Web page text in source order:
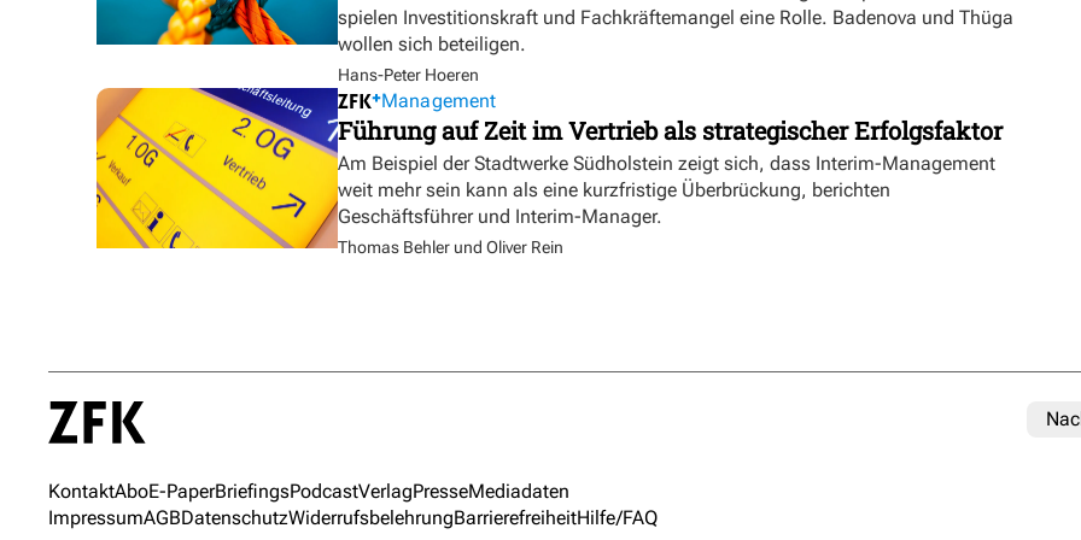
spielen Investitionskraft und Fachkräftemangel eine Rolle. Badenova und Thüga
wollen sich beteiligen.
Hans-Peter Hoeren
Management
Führung auf Zeit im Vertrieb als strategischer Erfolgsfaktor
Am Beispiel der Stadtwerke Südholstein zeigt sich, dass Interim-Management
weit mehr sein kann als eine kurzfristige Überbrückung, berichten
Geschäftsführer und Interim-Manager.
Thomas Behler und Oliver Rein
KontaktAboE-PaperBriefingsPodcastVerlagPresseMediadaten
ImpressumAGBDatenschutzWiderrufsbelehrungBarrierefreiheitHilfe/FAQ